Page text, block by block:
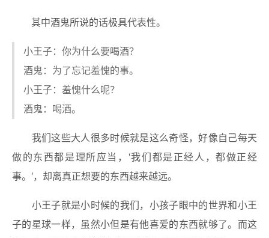
其中酒鬼所说的话极具代表性。
小王子：你为什么要喝酒？
酒鬼：为了忘记羞愧的事。
小王子：羞愧什么呢？
酒鬼：喝酒。
我们这些大人很多时候就是这么奇怪，好像自己每天
做的东西都是理所应当，‘我们都是正经人，都做正经
事。’，却离真正想要的东西越来越远。
小王子就是小时候的我们，小孩子眼中的世界和小王
子的星球一样，虽然小但是有他喜爱的东西就够了。而这